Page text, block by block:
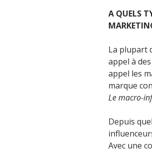
A QUELS
La plupart
appel à
appel les
marque
Le macro-
Depuis
Avec une